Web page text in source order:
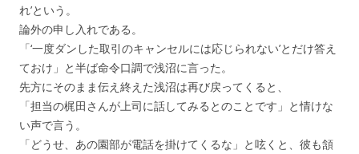
れ’という。
論外の申し入れである。
「‘一度ダンした取引のキャンセルには応じられない’とだけ答え
ておけ」と半ば命令口調で浅沼に言った。
先方にそのまま伝え終えた浅沼は再び戻ってくると、
「担当の梶田さんが上司に話してみるとのことです」と情けな
い声で言う。
「どうせ、あの園部が電話を掛けてくるな」と呟くと、彼も頷